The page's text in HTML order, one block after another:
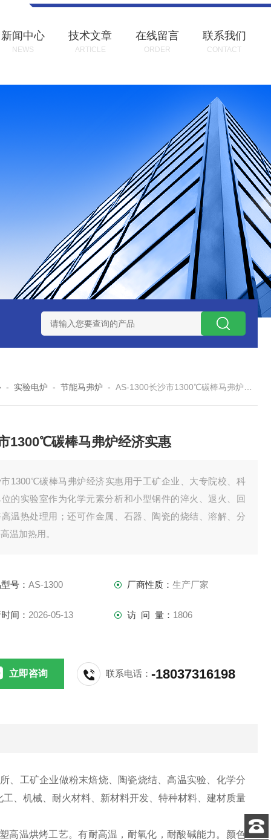
新闻中心
NEWS
技术文章
ARTICLE
在线留言
ORDER
联系我们
CONTACT
温实验用热失重马弗炉 实验室小型高温马弗炉 陶瓷纤维
- 实验电炉 -节能马弗炉 -AS-1300长沙市1300℃碳棒马弗炉经济实惠
1300℃碳棒马弗炉经济实惠
1300℃碳棒马弗炉经济实惠用于工矿企业、大专院校、科
的实验室作为化学元素分析和小型钢件的淬火、退火、回
温热处理用；还可作金属、石器、陶瓷的烧结、溶解、分
温加热用。
号：AS-1300 厂商性质： 生产厂家
间： 2026-05-13 访 问 量： 1806
立即咨询 联系电话：-18037316198
、工矿企业做粉末焙烧、陶瓷烧结、高温实验、化学分
工
机械、 耐火材料 新材料开发 、特种材料 、建材质量
高温烘烤工艺。有耐高温，耐氧化，耐酸碱能力。颜色